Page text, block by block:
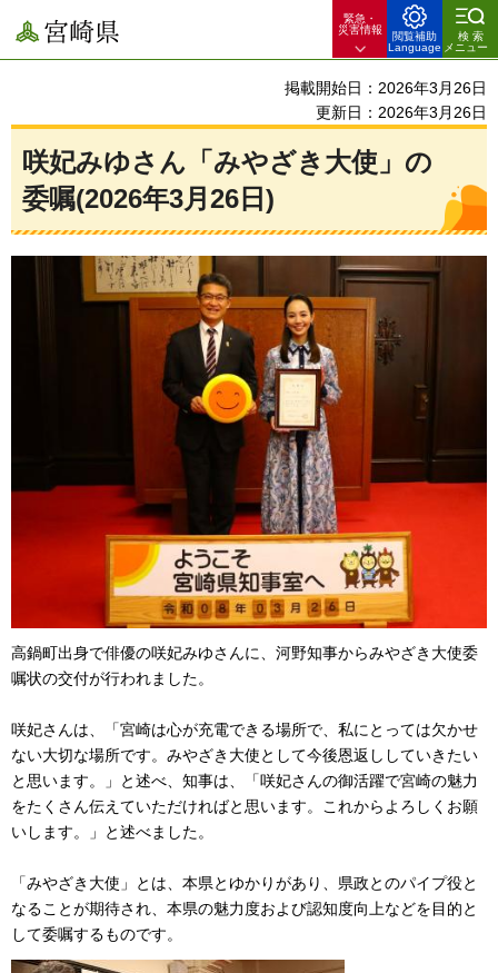
宮崎県
緊急・
災害情報
閲覧補助
Language
検索
メニュー
掲載開始日：2026年3月26日
更新日：2026年3月26日
咲妃みゆさん「みやざき大使」の
委嘱(2026年3月26日)
高鍋町出身で俳優の咲妃みゆさんに、河野知事からみやざき大使委
嘱状の交付が行われました。
咲妃さんは、「宮崎は心が充電できる場所で、私にとっては欠かせ
ない大切な場所です。みやざき大使として今後恩返ししていきたい
と思います。」と述べ、知事は、「咲妃さんの御活躍で宮崎の魅力
をたくさん伝えていただければと思います。これからよろしくお願
いします。」と述べました。
「みやざき大使」とは、本県とゆかりがあり、県政とのパイプ役と
なることが期待され、本県の魅力度および認知度向上などを目的と
して委嘱するものです。